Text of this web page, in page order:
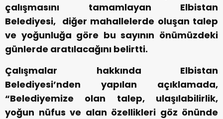
çalışmasını tamamlayan Elbistan
Belediyesi, diğer mahallelerde oluşan talep
ve yoğunluğa göre bu sayının önümüzdeki
günlerde aratılacağını belirtti.
Çalışmalar hakkında Elbistan
Belediyesi’nden yapılan açıklamada,
“Belediyemize olan talep, ulaşılabilirlik,
yoğun nüfus ve alan özellikleri göz önünde